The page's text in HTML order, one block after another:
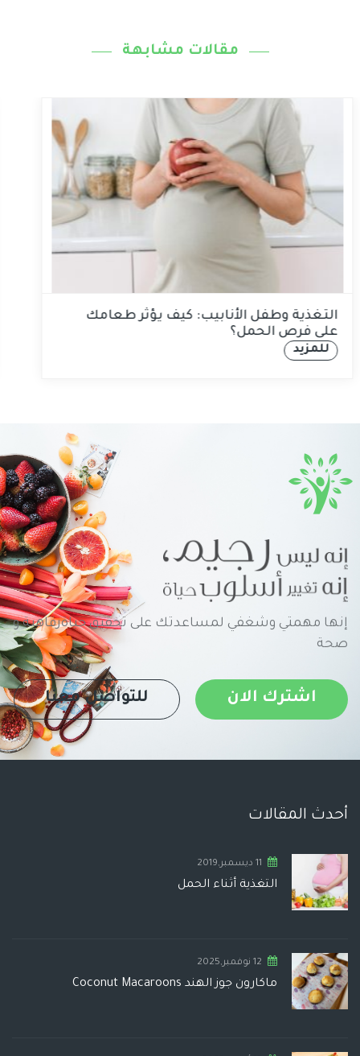
مقالات مشابهة
التغذية وطفل الأنابيب: كيف يؤثر طعامك
على فرص الحمل؟
للمزيد
إنها مهمتي وشغفي لمساعدتك على تحقيق حياةرفاهية و
صحة
اشترك الان للتواصل معنا
أحدث المقالات
11 ديسمبر,2019
التغذية أثناء الحمل
12 نوفمبر,2025
ماكارون جوز الهند Coconut Macaroons